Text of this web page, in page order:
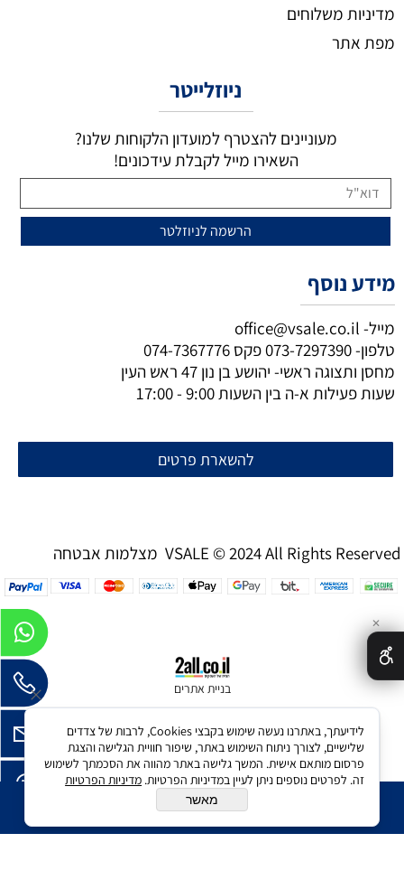
הוסף לסל
מדיניות משלוחים
מפת אתר
ניוזלייטר
מעוניינים להצטרף למועדון הלקוחות שלנו?
השאירו מייל לקבלת עידכונים!
מידע נוסף
מייל- office@vsale.co.il
טלפון-073-7297390פקס 074-7367776
מחסן ותצוגה ראשי- יהושע בן נון 47 ראש העין
שעות פעילות א-ה בין השעות 9:00 - 17:00
להשארת פרטים
מצלמות אבטחה VSALE © 2024 All Rights Reserved
בניית אתרים
✕
לידיעתך, באתרנו נעשה שימוש בקבצי Cookies, לרבות של צדדים
שלישיים, לצורך ניתוח השימוש באתר, שיפור חוויית הגלישה והצגת
פרסום מותאם אישית. המשך גלישה באתר מהווה את הסכמתך לשימוש
זה. לפרטים נוספים ניתן לעיין במדיניות הפרטיות. מדיניות הפרטיות
מאשר